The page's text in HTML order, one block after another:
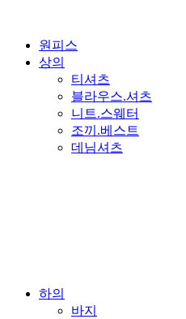
원피스
상의
티셔츠
블라우스.셔츠
니트.스웨터
조끼.베스트
데님셔츠
하의
바지